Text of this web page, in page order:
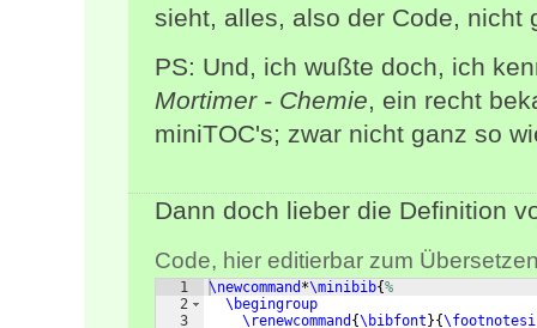
sieht, alles, also der Code, nicht
PS: Und, ich wußte doch, ich
Mortimer - Chemie, ein recht
miniTOC's; zwar nicht ganz so
Dann doch lieber die Definition
Code, hier editierbar zum
1
2
3
\newcommand *\minibib{%
\begingroup
\renewcommand {\bibfont }{